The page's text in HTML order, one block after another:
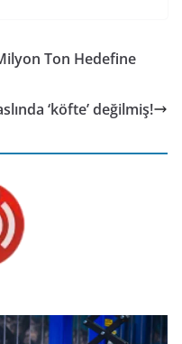
Ton Hedefine
‘köfte’ değilmiş!